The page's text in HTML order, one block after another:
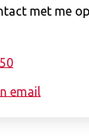
met me
email